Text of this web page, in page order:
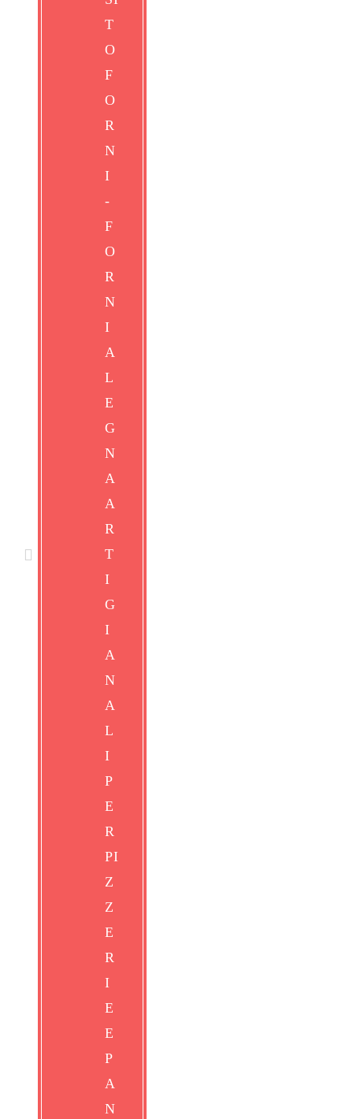
FORNO DA INCASSO
FORNI PER PANIFICI
LEGNA
lati per una futura installazione dell’impianto a gas.
Forni senza rivestimento esterno. Forniti con doppio
isolamento laterale.
FORNO CRICCHETTO A LEGNA
DA INCASSO
per vedere tutti gli allestimenti
FORNO CRICCHETTO A LEGNA
DA INCASSO CON CAVALLETTO